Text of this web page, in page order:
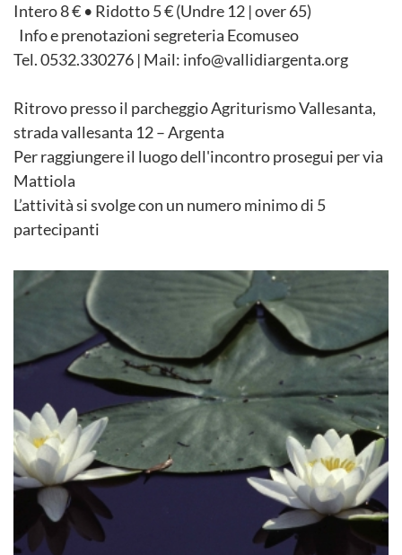
Intero 8 € • Ridotto 5 € (Undre 12 | over 65)
Info e prenotazioni segreteria Ecomuseo
Tel. 0532.330276 | Mail: info@vallidiargenta.org
Ritrovo presso il parcheggio Agriturismo Vallesanta,
strada vallesanta 12 – Argenta
Per raggiungere il luogo dell'incontro prosegui per via
Mattiola
L’attività si svolge con un numero minimo di 5
partecipanti